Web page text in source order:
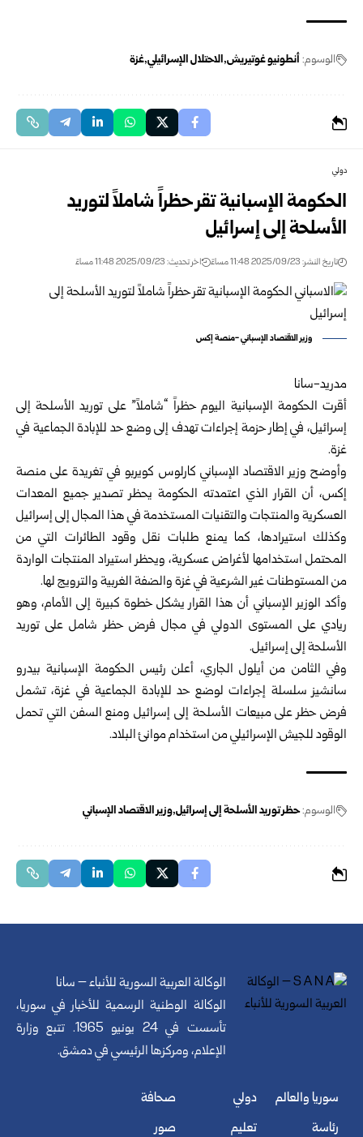
الوسوم: أنطونيو غوتيريش الاحتلال الإسرائيلي غزة
دولي
الحكومة الإسبانية تقر حظراً شاملاً لتوريد
الأسلحة إلى إسرائيل
تاريخ النشر: 2025/09/23 11:48 مساءً اخر تحديث: 2025/09/23 11:48 مساءً
وزير الاقتصاد الإسباني -منصة إكس
مدريد-سانا
أقرت الحكومة الإسبانية اليوم حظراً “شاملاً” على توريد الأسلحة إلى
إسرائيل، في إطار حزمة إجراءات تهدف إلى وضع حد للإبادة الجماعية في
غزة.
وأوضح وزير الاقتصاد الإسباني كارلوس كويربو في تغريدة على منصة
إكس، أن القرار الذي اعتمدته الحكومة يحظر تصدير جميع المعدات
العسكرية والمنتجات والتقنيات المستخدمة في هذا المجال إلى إسرائيل
وكذلك استيرادها، كما يمنع طلبات نقل وقود الطائرات التي من
المحتمل استخدامها لأغراض عسكرية، ويحظر استيراد المنتجات الواردة
من المستوطنات غير الشرعية في غزة والضفة الغربية والترويج لها.
وأكد الوزير الإسباني أن هذا القرار يشكل خطوة كبيرة إلى الأمام، وهو
ريادي على المستوى الدولي في مجال فرض حظر شامل على توريد
الأسلحة إلى إسرائيل.
وفي الثامن من أيلول الجاري، أعلن رئيس الحكومة الإسبانية بيدرو
سانشيز سلسلة إجراءات لوضع حد للإبادة الجماعية في غزة، تشمل
فرض حظر على مبيعات الأسلحة إلى إسرائيل ومنع السفن التي تحمل
الوقود للجيش الإسرائيلي من استخدام موانئ البلاد.
الوسوم:حظر توريد الأسلحة إلى إسرائيل وزير الاقتصاد الإسباني
الوكالة العربية السورية للأنباء – سانا
الوكالة الوطنية الرسمية للأخبار في سوريا،
تأسست في 24 يونيو 1965. تتبع وزارة
الإعلام، ومركزها الرئيسي في دمشق.
سوريا والعالم
رئاسة
دولي
تعليم
صحافة
صور